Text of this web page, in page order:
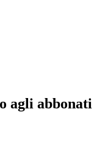
agli abbonati